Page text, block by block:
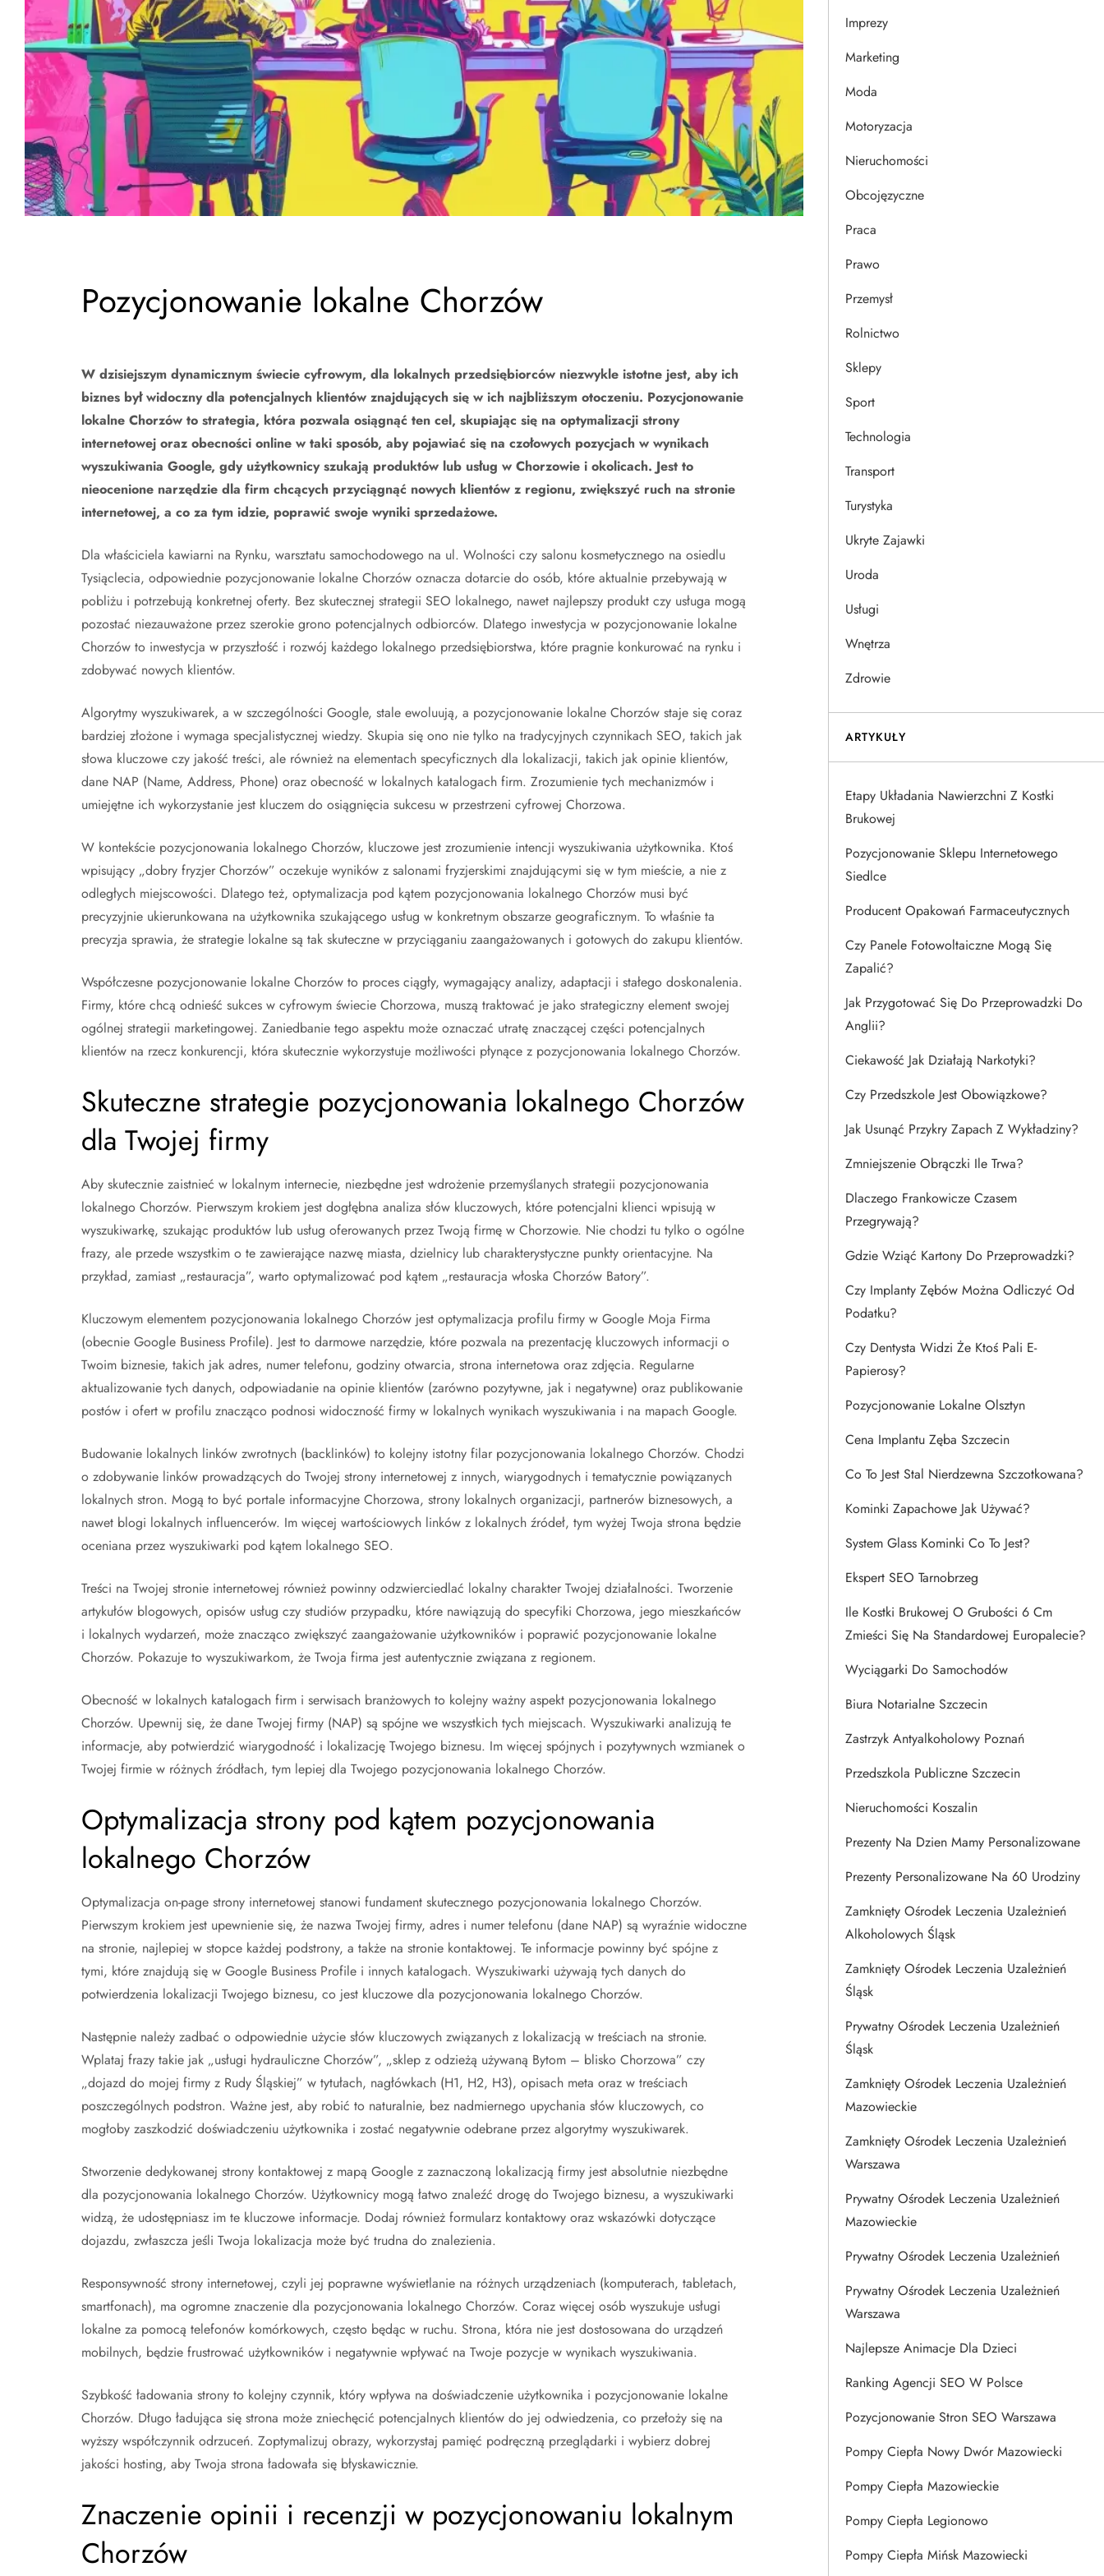
Pozycjonowanie lokalne Chorzów
W dzisiejszym dynamicznym świecie cyfrowym, dla lokalnych przedsiębiorców niezwykle istotne jest, aby ich
biznes był widoczny dla potencjalnych klientów znajdujących się w ich najbliższym otoczeniu. Pozycjonowanie
lokalne Chorzów to strategia, która pozwala osiągnąć ten cel, skupiając się na optymalizacji strony
internetowej oraz obecności online w taki sposób, aby pojawiać się na czołowych pozycjach w wynikach
wyszukiwania Google, gdy użytkownicy szukają produktów lub usług w Chorzowie i okolicach. Jest to
nieocenione narzędzie dla firm chcących przyciągnąć nowych klientów z regionu, zwiększyć ruch na stronie
internetowej, a co za tym idzie, poprawić swoje wyniki sprzedażowe.
Dla właściciela kawiarni na Rynku, warsztatu samochodowego na ul. Wolności czy salonu kosmetycznego na osiedlu
Tysiąclecia, odpowiednie pozycjonowanie lokalne Chorzów oznacza dotarcie do osób, które aktualnie przebywają w
pobliżu i potrzebują konkretnej oferty. Bez skutecznej strategii SEO lokalnego, nawet najlepszy produkt czy usługa mogą
pozostać niezauważone przez szerokie grono potencjalnych odbiorców. Dlatego inwestycja w pozycjonowanie lokalne
Chorzów to inwestycja w przyszłość i rozwój każdego lokalnego przedsiębiorstwa, które pragnie konkurować na rynku i
zdobywać nowych klientów.
Algorytmy wyszukiwarek, a w szczególności Google, stale ewoluują, a pozycjonowanie lokalne Chorzów staje się coraz
bardziej złożone i wymaga specjalistycznej wiedzy. Skupia się ono nie tylko na tradycyjnych czynnikach SEO, takich jak
słowa kluczowe czy jakość treści, ale również na elementach specyficznych dla lokalizacji, takich jak opinie klientów,
dane NAP (Name, Address, Phone) oraz obecność w lokalnych katalogach firm. Zrozumienie tych mechanizmów i
umiejętne ich wykorzystanie jest kluczem do osiągnięcia sukcesu w przestrzeni cyfrowej Chorzowa.
W kontekście pozycjonowania lokalnego Chorzów, kluczowe jest zrozumienie intencji wyszukiwania użytkownika. Ktoś
wpisujący „dobry fryzjer Chorzów” oczekuje wyników z salonami fryzjerskimi znajdującymi się w tym mieście, a nie z
odległych miejscowości. Dlatego też, optymalizacja pod kątem pozycjonowania lokalnego Chorzów musi być
precyzyjnie ukierunkowana na użytkownika szukającego usług w konkretnym obszarze geograficznym. To właśnie ta
precyzja sprawia, że strategie lokalne są tak skuteczne w przyciąganiu zaangażowanych i gotowych do zakupu klientów.
Współczesne pozycjonowanie lokalne Chorzów to proces ciągły, wymagający analizy, adaptacji i stałego doskonalenia.
Firmy, które chcą odnieść sukces w cyfrowym świecie Chorzowa, muszą traktować je jako strategiczny element swojej
ogólnej strategii marketingowej. Zaniedbanie tego aspektu może oznaczać utratę znaczącej części potencjalnych
klientów na rzecz konkurencji, która skutecznie wykorzystuje możliwości płynące z pozycjonowania lokalnego Chorzów.
Skuteczne strategie pozycjonowania lokalnego Chorzów
dla Twojej firmy
Aby skutecznie zaistnieć w lokalnym internecie, niezbędne jest wdrożenie przemyślanych strategii pozycjonowania
lokalnego Chorzów. Pierwszym krokiem jest dogłębna analiza słów kluczowych, które potencjalni klienci wpisują w
wyszukiwarkę, szukając produktów lub usług oferowanych przez Twoją firmę w Chorzowie. Nie chodzi tu tylko o ogólne
frazy, ale przede wszystkim o te zawierające nazwę miasta, dzielnicy lub charakterystyczne punkty orientacyjne. Na
przykład, zamiast „restauracja”, warto optymalizować pod kątem „restauracja włoska Chorzów Batory”.
Kluczowym elementem pozycjonowania lokalnego Chorzów jest optymalizacja profilu firmy w Google Moja Firma
(obecnie Google Business Profile). Jest to darmowe narzędzie, które pozwala na prezentację kluczowych informacji o
Twoim biznesie, takich jak adres, numer telefonu, godziny otwarcia, strona internetowa oraz zdjęcia. Regularne
aktualizowanie tych danych, odpowiadanie na opinie klientów (zarówno pozytywne, jak i negatywne) oraz publikowanie
postów i ofert w profilu znacząco podnosi widoczność firmy w lokalnych wynikach wyszukiwania i na mapach Google.
Budowanie lokalnych linków zwrotnych (backlinków) to kolejny istotny filar pozycjonowania lokalnego Chorzów. Chodzi
o zdobywanie linków prowadzących do Twojej strony internetowej z innych, wiarygodnych i tematycznie powiązanych
lokalnych stron. Mogą to być portale informacyjne Chorzowa, strony lokalnych organizacji, partnerów biznesowych, a
nawet blogi lokalnych influencerów. Im więcej wartościowych linków z lokalnych źródeł, tym wyżej Twoja strona będzie
oceniana przez wyszukiwarki pod kątem lokalnego SEO.
Treści na Twojej stronie internetowej również powinny odzwierciedlać lokalny charakter Twojej działalności. Tworzenie
artykułów blogowych, opisów usług czy studiów przypadku, które nawiązują do specyfiki Chorzowa, jego mieszkańców
i lokalnych wydarzeń, może znacząco zwiększyć zaangażowanie użytkowników i poprawić pozycjonowanie lokalne
Chorzów. Pokazuje to wyszukiwarkom, że Twoja firma jest autentycznie związana z regionem.
Obecność w lokalnych katalogach firm i serwisach branżowych to kolejny ważny aspekt pozycjonowania lokalnego
Chorzów. Upewnij się, że dane Twojej firmy (NAP) są spójne we wszystkich tych miejscach. Wyszukiwarki analizują te
informacje, aby potwierdzić wiarygodność i lokalizację Twojego biznesu. Im więcej spójnych i pozytywnych wzmianek o
Twojej firmie w różnych źródłach, tym lepiej dla Twojego pozycjonowania lokalnego Chorzów.
Optymalizacja strony pod kątem pozycjonowania
lokalnego Chorzów
Optymalizacja on-page strony internetowej stanowi fundament skutecznego pozycjonowania lokalnego Chorzów.
Pierwszym krokiem jest upewnienie się, że nazwa Twojej firmy, adres i numer telefonu (dane NAP) są wyraźnie widoczne
na stronie, najlepiej w stopce każdej podstrony, a także na stronie kontaktowej. Te informacje powinny być spójne z
tymi, które znajdują się w Google Business Profile i innych katalogach. Wyszukiwarki używają tych danych do
potwierdzenia lokalizacji Twojego biznesu, co jest kluczowe dla pozycjonowania lokalnego Chorzów.
Następnie należy zadbać o odpowiednie użycie słów kluczowych związanych z lokalizacją w treściach na stronie.
Wplataj frazy takie jak „usługi hydrauliczne Chorzów”, „sklep z odzieżą używaną Bytom – blisko Chorzowa” czy
„dojazd do mojej firmy z Rudy Śląskiej” w tytułach, nagłówkach (H1, H2, H3), opisach meta oraz w treściach
poszczególnych podstron. Ważne jest, aby robić to naturalnie, bez nadmiernego upychania słów kluczowych, co
mogłoby zaszkodzić doświadczeniu użytkownika i zostać negatywnie odebrane przez algorytmy wyszukiwarek.
Stworzenie dedykowanej strony kontaktowej z mapą Google z zaznaczoną lokalizacją firmy jest absolutnie niezbędne
dla pozycjonowania lokalnego Chorzów. Użytkownicy mogą łatwo znaleźć drogę do Twojego biznesu, a wyszukiwarki
widzą, że udostępniasz im te kluczowe informacje. Dodaj również formularz kontaktowy oraz wskazówki dotyczące
dojazdu, zwłaszcza jeśli Twoja lokalizacja może być trudna do znalezienia.
Responsywność strony internetowej, czyli jej poprawne wyświetlanie na różnych urządzeniach (komputerach, tabletach,
smartfonach), ma ogromne znaczenie dla pozycjonowania lokalnego Chorzów. Coraz więcej osób wyszukuje usługi
lokalne za pomocą telefonów komórkowych, często będąc w ruchu. Strona, która nie jest dostosowana do urządzeń
mobilnych, będzie frustrować użytkowników i negatywnie wpływać na Twoje pozycje w wynikach wyszukiwania.
Szybkość ładowania strony to kolejny czynnik, który wpływa na doświadczenie użytkownika i pozycjonowanie lokalne
Chorzów. Długo ładująca się strona może zniechęcić potencjalnych klientów do jej odwiedzenia, co przełoży się na
wyższy współczynnik odrzuceń. Zoptymalizuj obrazy, wykorzystaj pamięć podręczną przeglądarki i wybierz dobrej
jakości hosting, aby Twoja strona ładowała się błyskawicznie.
Znaczenie opinii i recenzji w pozycjonowaniu lokalnym
Chorzów
Imprezy
Marketing
Moda
Motoryzacja
Nieruchomości
Obcojęzyczne
Praca
Prawo
Przemysł
Rolnictwo
Sklepy
Sport
Technologia
Transport
Turystyka
Ukryte Zajawki
Uroda
Usługi
Wnętrza
Zdrowie
ARTYKUŁY
Etapy Układania Nawierzchni Z Kostki
Brukowej
Pozycjonowanie Sklepu Internetowego
Siedlce
Producent Opakowań Farmaceutycznych
Czy Panele Fotowoltaiczne Mogą Się
Zapalić?
Jak Przygotować Się Do Przeprowadzki Do
Anglii?
Ciekawość Jak Działają Narkotyki?
Czy Przedszkole Jest Obowiązkowe?
Jak Usunąć Przykry Zapach Z Wykładziny?
Zmniejszenie Obrączki Ile Trwa?
Dlaczego Frankowicze Czasem
Przegrywają?
Gdzie Wziąć Kartony Do Przeprowadzki?
Czy Implanty Zębów Można Odliczyć Od
Podatku?
Czy Dentysta Widzi Że Ktoś Pali E-
Papierosy?
Pozycjonowanie Lokalne Olsztyn
Cena Implantu Zęba Szczecin
Co To Jest Stal Nierdzewna Szczotkowana?
Kominki Zapachowe Jak Używać?
System Glass Kominki Co To Jest?
Ekspert SEO Tarnobrzeg
Ile Kostki Brukowej O Grubości 6 Cm
Zmieści Się Na Standardowej Europalecie?
Wyciągarki Do Samochodów
Biura Notarialne Szczecin
Zastrzyk Antyalkoholowy Poznań
Przedszkola Publiczne Szczecin
Nieruchomości Koszalin
Prezenty Na Dzien Mamy Personalizowane
Prezenty Personalizowane Na 60 Urodziny
Zamknięty Ośrodek Leczenia Uzależnień
Alkoholowych Śląsk
Zamknięty Ośrodek Leczenia Uzależnień
Śląsk
Prywatny Ośrodek Leczenia Uzależnień
Śląsk
Zamknięty Ośrodek Leczenia Uzależnień
Mazowieckie
Zamknięty Ośrodek Leczenia Uzależnień
Warszawa
Prywatny Ośrodek Leczenia Uzależnień
Mazowieckie
Prywatny Ośrodek Leczenia Uzależnień
Prywatny Ośrodek Leczenia Uzależnień
Warszawa
Najlepsze Animacje Dla Dzieci
Ranking Agencji SEO W Polsce
Pozycjonowanie Stron SEO Warszawa
Pompy Ciepła Nowy Dwór Mazowiecki
Pompy Ciepła Mazowieckie
Pompy Ciepła Legionowo
Pompy Ciepła Mińsk Mazowiecki